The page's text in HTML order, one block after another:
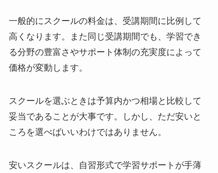
一般的にスクールの料金は、受講期間に比例して
高くなります。また同じ受講期間でも、学習でき
る分野の豊富さやサポート体制の充実度によって
価格が変動します。
スクールを選ぶときは予算内かつ相場と比較して
妥当であることが大事です。しかし、ただ安いと
ころを選べばいいわけではありません。
安いスクールは、自習形式で学習サポートが手薄